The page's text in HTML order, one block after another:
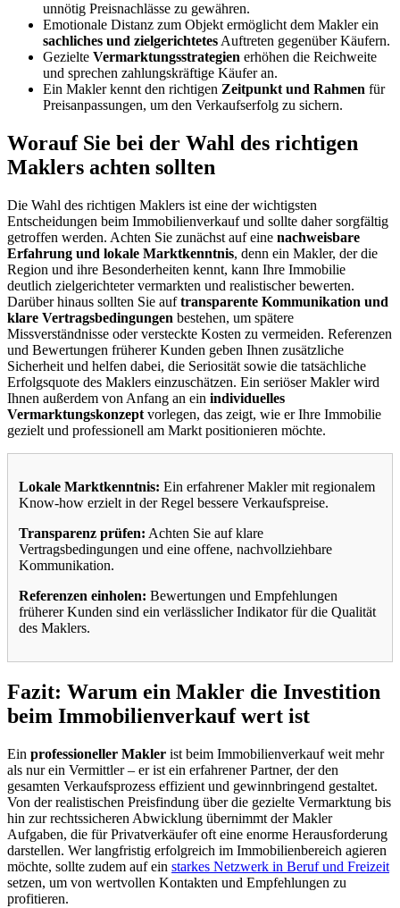
unnötig Preisnachlässe zu gewähren.
Emotionale Distanz zum Objekt ermöglicht dem Makler ein
sachliches und zielgerichtetesAuftreten gegenüber Käufern.
Gezielte Vermarktungsstrategien erhöhen die Reichweite
und sprechen zahlungskräftige Käufer an.
Ein Makler kennt den richtigen Zeitpunkt und Rahmen für
Preisanpassungen, um den Verkaufserfolg zu sichern.
Worauf Sie bei der Wahl des richtigen
Maklers achten sollten
Die Wahl des richtigen Maklers ist eine der wichtigsten
Entscheidungen beim Immobilienverkauf und sollte daher sorgfältig
getroffen werden. Achten Sie zunächst auf eine nachweisbare
Erfahrung und lokale Marktkenntnis, denn ein Makler, der die
Region und ihre Besonderheiten kennt, kann Ihre Immobilie
deutlich zielgerichteter vermarkten und realistischer bewerten.
Darüber hinaus sollten Sie auftransparente Kommunikation und
klare Vertragsbedingungen bestehen, um spätere
Missverständnisse oder versteckte Kosten zu vermeiden. Referenzen
und Bewertungen früherer Kunden geben Ihnen zusätzliche
Sicherheit und helfen dabei, die Seriosität sowie die tatsächliche
Erfolgsquote des Maklers einzuschätzen. Ein seriöser Makler wird
Ihnen außerdem von Anfang an ein individuelles
Vermarktungskonzept vorlegen, das zeigt, wie er Ihre Immobilie
gezielt und professionell am Markt positionieren möchte.
Lokale Marktkenntnis: Ein erfahrener Makler mit regionalem
Know-how erzielt in der Regel bessere Verkaufspreise.
Transparenz prüfen: Achten Sie auf klare
Vertragsbedingungen und eine offene, nachvollziehbare
Kommunikation.
Referenzen einholen: Bewertungen und Empfehlungen
früherer Kunden sind ein verlässlicher Indikator für die Qualität
des Maklers.
Fazit: Warum ein Makler die Investition
beim Immobilienverkauf wert ist
Ein professioneller Makler ist beim Immobilienverkauf weit mehr
als nur ein Vermittler – er ist ein erfahrener Partner, der den
gesamten Verkaufsprozess effizient und gewinnbringend gestaltet.
Von der realistischen Preisfindung über die gezielte Vermarktung bis
hin zur rechtssicheren Abwicklung übernimmt der Makler
Aufgaben, die für Privatverkäufer oft eine enorme Herausforderung
darstellen. Wer langfristig erfolgreich im Immobilienbereich agieren
möchte, sollte zudem auf ein starkes Netzwerk in Beruf und Freizeit
setzen, um von wertvollen Kontakten und Empfehlungen zu
profitieren.